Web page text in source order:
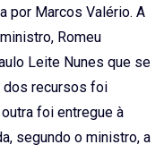
por Marcos Valério. A
Romeu
Leite Nunes que se
dos recursos foi
foi entregue à
segundo o ministro, a